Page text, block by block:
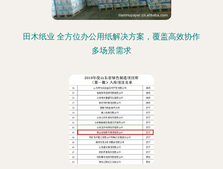
田木纸业 全方位办公用纸解决方案，覆盖高效协作
多场景需求